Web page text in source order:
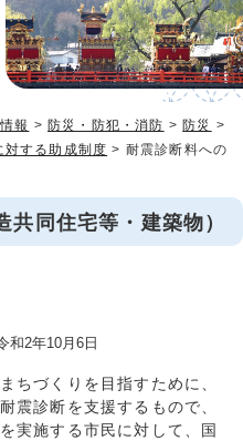
報 > 防災・防犯・消防 > 防災 >
対する助成制度 > 耐震診断料への
同住宅等・建築物）
2年10月6日
ちづくりを目指すために、
震診断を支援するもので、
実施する市民に対して、国